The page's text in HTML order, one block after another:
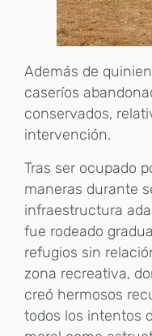
Además de
caseríos
conservados,
intervención.
Tras ser ocupado
maneras durante
infraestructura
fue rodeado
refugios sin
zona recreativa,
creó hermosos
todos los intentos